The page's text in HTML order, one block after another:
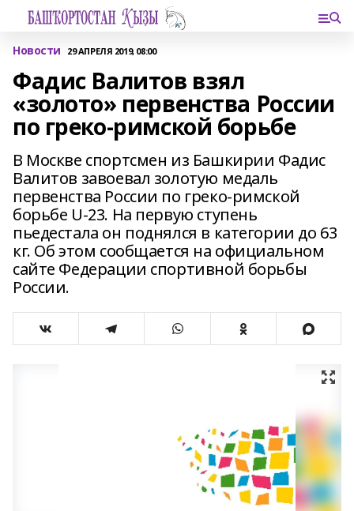
Новости 29 АПРЕЛЯ 2019, 08:00
Фадис Валитов взял
«золото» первенства России
по греко-римской борьбе
В Москве спортсмен из Башкирии Фадис
Валитов завоевал золотую медаль
первенства России по греко-римской
борьбе U-23. На первую ступень
пьедестала он поднялся в категории до 63
кг. Об этом сообщается на официальном
сайте Федерации спортивной борьбы
России.